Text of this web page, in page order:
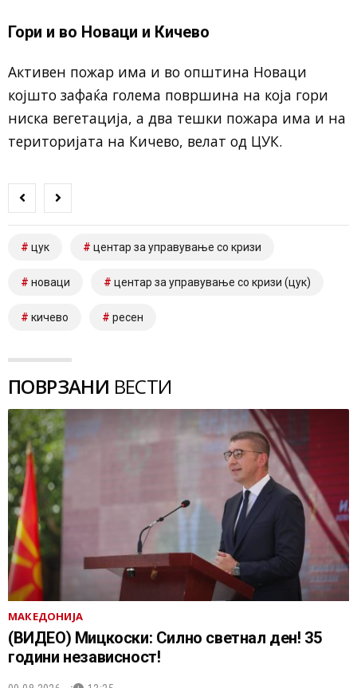
Гори и во Новаци и Кичево
Активен пожар има и во општина Новаци
којшто зафаќа голема површина на која гори
ниска вегетација, а два тешки пожара има и на
територијата на Кичево, велат од ЦУК.
цук центар за управување со кризи
новаци центар за управување со кризи (цук)
кичево ресен
ПОВРЗАНИ ВЕСТИ
МАКЕДОНИЈА
(ВИДЕО) Мицкоски: Силно светнал ден! 35
години независност!